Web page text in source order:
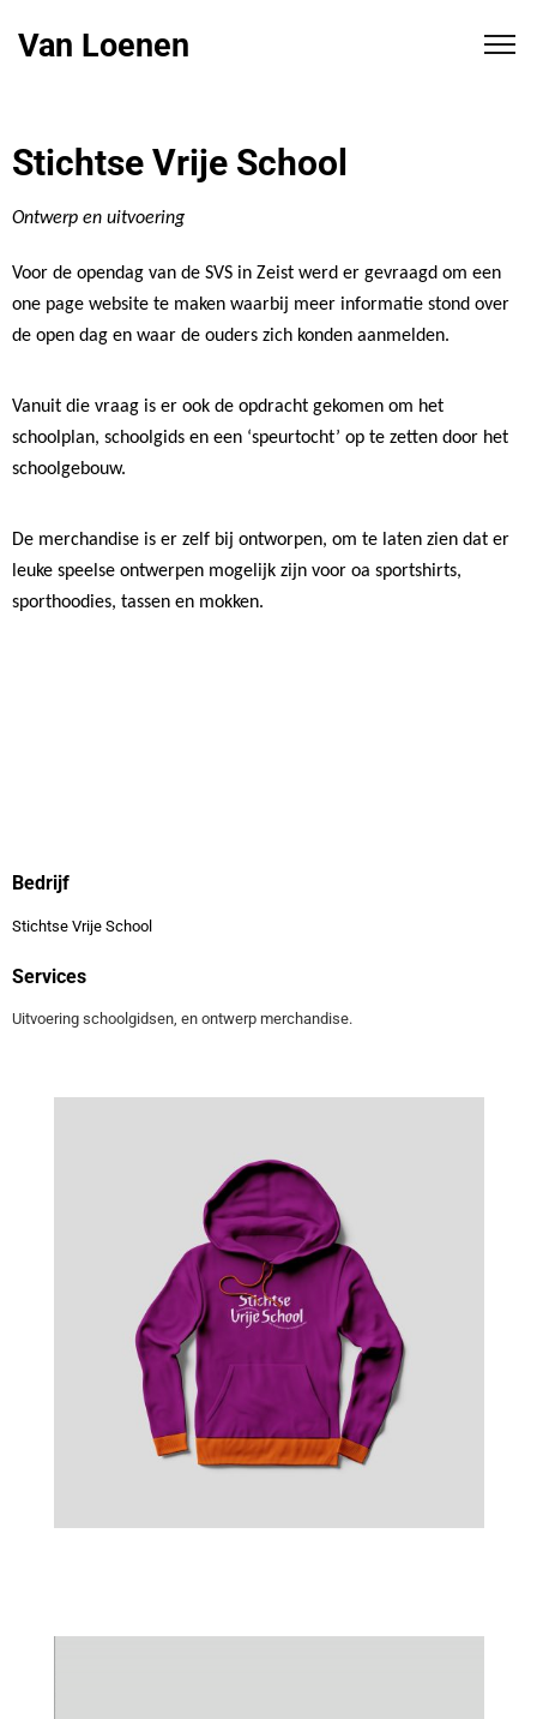
Van Loenen
Stichtse Vrije School
Ontwerp en uitvoering
Voor de opendag van de SVS in Zeist werd er gevraagd om een
one page website te maken waarbij meer informatie stond over
de open dag en waar de ouders zich konden aanmelden.
Vanuit die vraag is er ook de opdracht gekomen om het
schoolplan, schoolgids en een ‘speurtocht’ op te zetten door het
schoolgebouw.
De merchandise is er zelf bij ontworpen, om te laten zien dat er
leuke speelse ontwerpen mogelijk zijn voor oa sportshirts,
sporthoodies, tassen en mokken.
Bedrijf
Stichtse Vrije School
Services
Uitvoering schoolgidsen, en ontwerp merchandise.